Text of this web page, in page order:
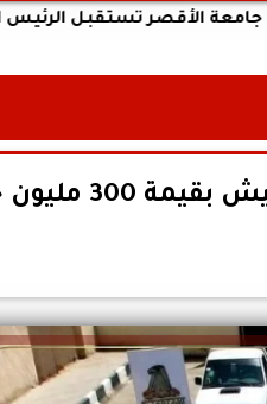
تستقبل الرئيس التنفيذي
الداخلية: ضبط كميات كبيرة من مخدر